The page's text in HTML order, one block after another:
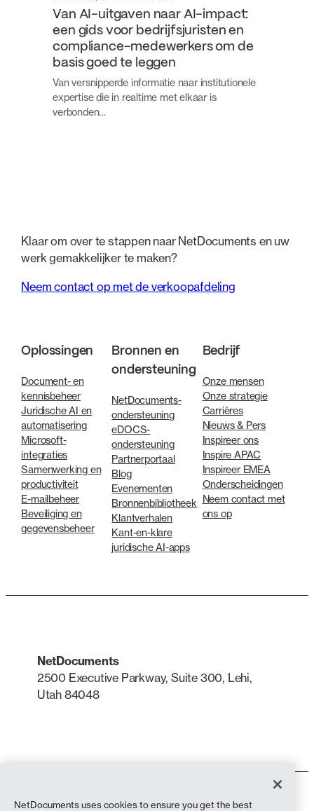
Van AI-uitgaven naar AI-impact:
een gids voor bedrijfsjuristen en
compliance-medewerkers om de
basis goed te leggen
Van versnipperde informatie naar institutionele
expertise die in realtime met elkaar is
verbonden…
Klaar om over te stappen naar NetDocuments en uw
werk gemakkelijker te maken?
Neem contact op met de verkoopafdeling
Oplossingen
Document- en
kennisbeheer
Juridische AI en
automatisering
Microsoft-
integraties
Samenwerking en
productiviteit
E-mailbeheer
Beveiliging en
gegevensbeheer
Bronnen en
ondersteuning
NetDocuments-
ondersteuning
eDOCS-
ondersteuning
Partnerportaal
Blog
Evenementen
Bronnenbibliotheek
Klantverhalen
Kant-en-klare
juridische AI-apps
Bedrijf
Onze mensen
Onze strategie
Carrières
Nieuws & Pers
Inspireer ons
Inspire APAC
Inspireer EMEA
Onderscheidingen
Neem contact met
ons op
NetDocuments
2500 Executive Parkway, Suite 300, Lehi,
Utah 84048
NetDocuments uses cookies to ensure you get the best